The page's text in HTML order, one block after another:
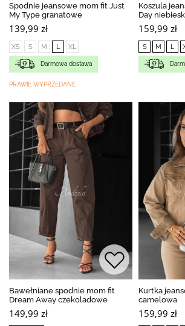
Spodnie jeansowe mom fit Just
My Type granatowe
139,99 zł
XS S M L XL
Darmowa dostawa
PRAWIE WYPRZEDANE
Koszula
Day
159,99 zł
S M L
Bawełniane spodnie mom fit
Dream Away czekoladowe
149,99 zł
Kurtka
camelowa
159,99 zł